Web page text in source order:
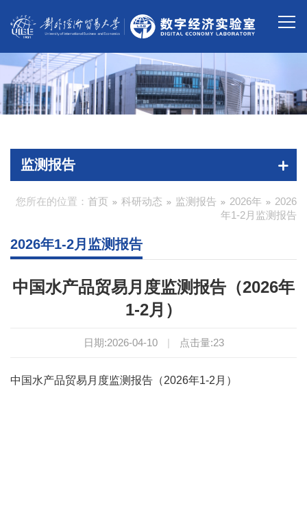
监测报告
您所在的位置： 首页 科研动态 监测报告 2026年
2026
年1-2月监测报告
2026年1-2月监测报告
中国水产品贸易月度监测报告（2026年
1-2月）
日期:2026-04-10 | 点击量:23
中国水产品贸易月度监测报告（2026年1-2月）